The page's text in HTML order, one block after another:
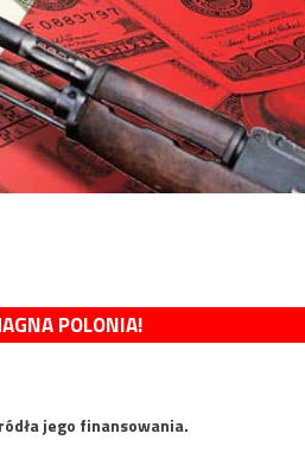
POLONIA!
jego finansowania.